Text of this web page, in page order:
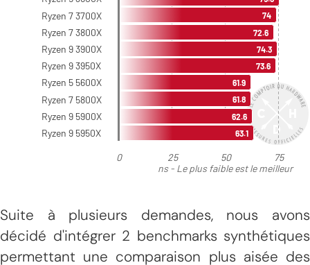
Suite à plusieurs demandes, nous avons
décidé d'intégrer 2 benchmarks synthétiques
permettant une comparaison plus aisée des